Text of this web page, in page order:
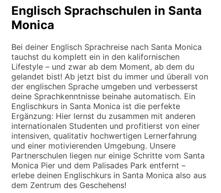
Englisch Sprachschulen in Santa
Monica
Bei deiner Englisch Sprachreise nach Santa Monica
tauchst du komplett ein in den kalifornischen
Lifestyle – und zwar ab dem Moment, ab dem du
gelandet bist! Ab jetzt bist du immer und überall von
der englischen Sprache umgeben und verbesserst
deine Sprachkenntnisse beinahe automatisch. Ein
Englischkurs in Santa Monica ist die perfekte
Ergänzung: Hier lernst du zusammen mit anderen
internationalen Studenten und profitierst von einer
intensiven, qualitativ hochwertigen Lernerfahrung
und einer motivierenden Umgebung. Unsere
Partnerschulen liegen nur einige Schritte vom Santa
Monica Pier und dem Palisades Park entfernt –
erlebe deinen Englischkurs in Santa Monica also aus
dem Zentrum des Geschehens!